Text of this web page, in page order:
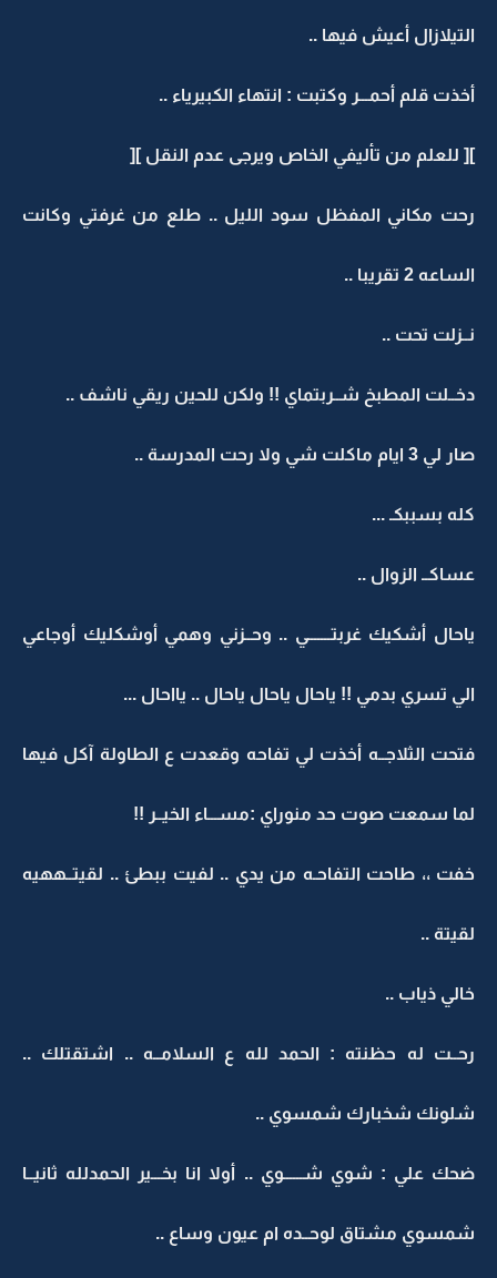
التيلازال أعيش فيها ..
أخذت قلم أحمـــر وكتبت : انتهاء الكبيرياء ..
][ للعلم من تأليفي الخاص ويرجى عدم النقل ][
رحت مكاني المفظل سود الليل .. طلع من غرفتي وكانت
الساعه 2 تقريبا ..
نــزلت تحت ..
دخــلت المطبخ شــربتماي !! ولكن للحين ريقي ناشف ..
صار لي 3 ايام ماكلت شي ولا رحت المدرسة ..
كله بسببكـ ...
عساكــ الزوال ..
ياحال أشكيك غربتـــــــي .. وحــزني وهمي أوشكليك أوجاعي
الي تسري بدمي !! ياحال ياحال ياحال .. يااحال ...
فتحت الثلاجــه أخذت لي تفاحه وقعدت ع الطاولة آكل فيها
لما سمعت صوت حد منوراي :مســـاء الخيــر !!
خفت ،، طاحت التفاحـه من يدي .. لفيت ببطئ .. لقيتــههيه
لقيتة ..
خالي ذياب ..
رحــت له حظنته : الحمد لله ع السلامــه .. اشتقتلك ..
شلونك شخبارك شمسوي ..
ضحك علي : شوي شــــــوي .. أولا انا بخـــير الحمدلله ثانيــا
شمسوي مشتاق لوحــده ام عيون وساع ..